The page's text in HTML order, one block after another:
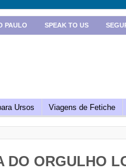
PAULO SPEAK TO US
Ursos Viagens de Fetiche
DO ORGULHO